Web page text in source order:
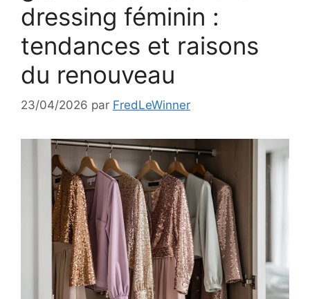
dressing féminin :
tendances et raisons
du renouveau
23/04/2026 par FredLeWinner